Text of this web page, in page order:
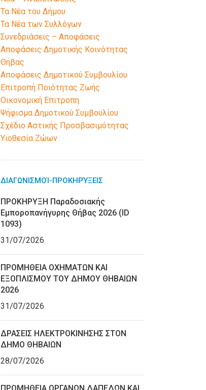
Τα Νέα του Δήμου
Τα Νέα των Συλλόγων
Συνεδριάσεις – Αποφάσεις
Αποφάσεις Δημοτικής Κοινότητας
Θήβας
Αποφάσεις Δημοτικού Συμβουλίου
Επιτροπή Ποιότητας Ζωής
Οικονομική Επιτροπη
Ψήφισμα Δημοτικού Συμβουλίου
Σχέδιο Αστικής Προσβασιμότητας
Υιοθεσία Ζώων
ΔΙΑΓΩΝΙΣΜΟΊ-ΠΡΟΚΗΡΎΞΕΙΣ
ΠΡΟΚΗΡΥΞΗ Παραδοσιακής
Εμποροπανήγυρης Θήβας 2026 (ID
1093)
31/07/2026
ΠΡΟΜΗΘΕΙΑ ΟΧΗΜΑΤΩΝ ΚΑΙ
ΕΞΟΠΛΙΣΜΟΥ ΤΟΥ ΔΗΜΟΥ ΘΗΒΑΙΩΝ
2026
31/07/2026
ΔΡΑΣΕΙΣ ΗΛΕΚΤΡΟΚΙΝΗΣΗΣ ΣΤΟΝ
ΔΗΜΟ ΘΗΒΑΙΩΝ
28/07/2026